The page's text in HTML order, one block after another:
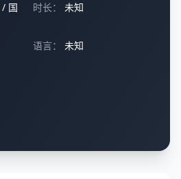
/ 国
时长： 未知
语言：
未知